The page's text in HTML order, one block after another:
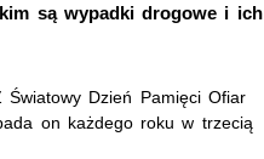
są wypadki drogowe i ich
Dzień Pamięci Ofiar
on każdego roku w trzecią